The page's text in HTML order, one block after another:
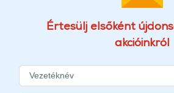
Értesülj elsőként
akcióinkról